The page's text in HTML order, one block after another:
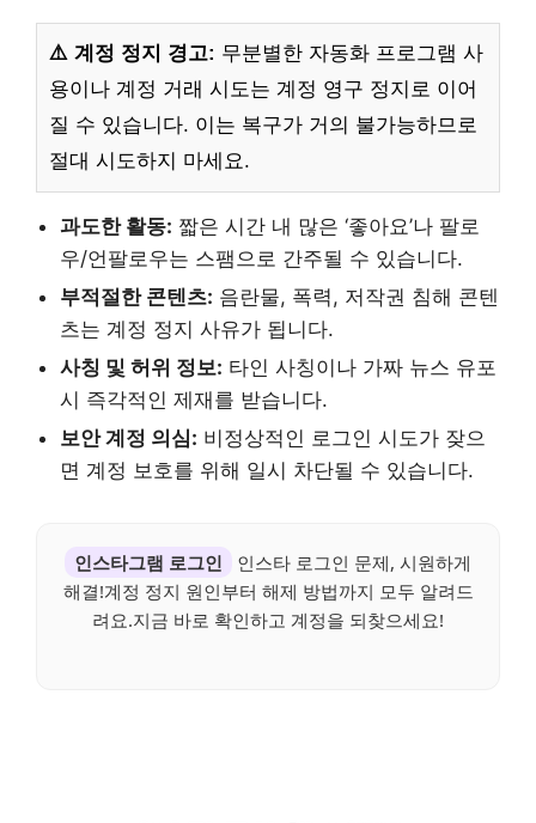
⚠️ 계정 정지 경고: 무분별한 자동화 프로그램 사
용이나 계정 거래 시도는 계정 영구 정지로 이어
질 수 있습니다. 이는 복구가 거의 불가능하므로
절대 시도하지 마세요.
과도한 활동: 짧은 시간 내 많은 ‘좋아요’나 팔로
우/언팔로우는 스팸으로 간주될 수 있습니다.
부적절한 콘텐츠: 음란물, 폭력, 저작권 침해 콘텐
츠는 계정 정지 사유가 됩니다.
사칭 및 허위 정보: 타인 사칭이나 가짜 뉴스 유포
시 즉각적인 제재를 받습니다.
보안 계정 의심: 비정상적인 로그인 시도가 잦으
면 계정 보호를 위해 일시 차단될 수 있습니다.
인스타그램 로그인
인스타 로그인 문제, 시원하게
해결!계정 정지 원인부터 해제 방법까지 모두 알려드
려요.지금 바로 확인하고 계정을 되찾으세요!